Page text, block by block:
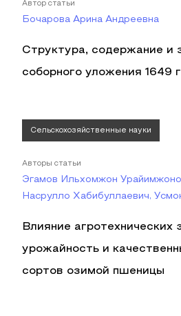
Автор статьи
Бочарова Арина Андреевна
Структура, содержание и
соборного уложения 1649
Сельскохозяйственные науки
Авторы статьи
Эгамов Ильхомжон
Насрулло Хабибуллаевич,
Влияние агротехнических
урожайность и
сортов озимой пшеницы